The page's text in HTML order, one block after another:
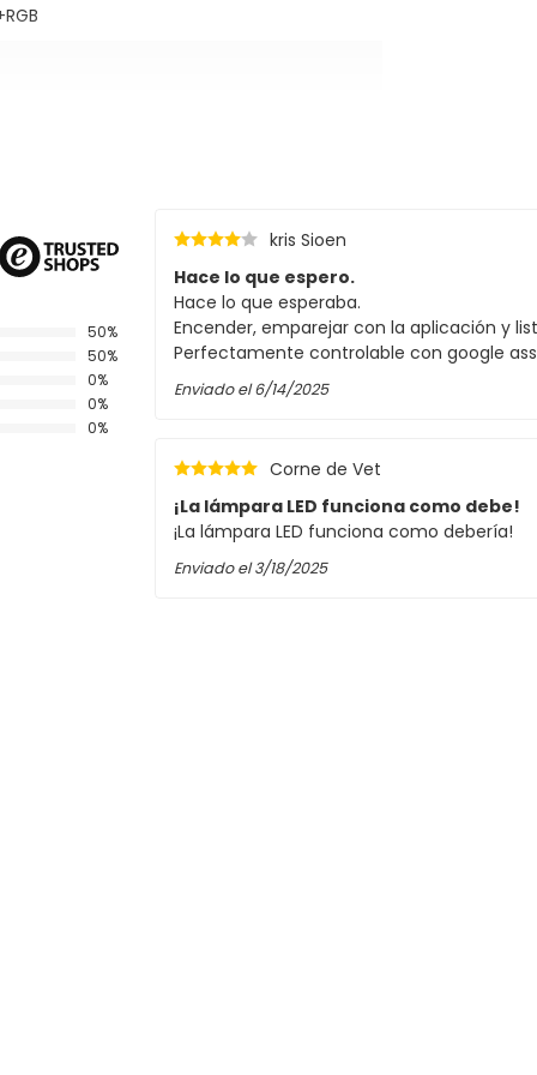
50%
50%
0%
0%
0%
kris Sioen
Hace lo que espero.
Hace lo que esperaba.
Encender, emparejar con la aplicación y
Perfectamente controlable con google
Enviado el6/14/2025
Corne de Vet
¡La lámpara LED funciona como debe!
¡La lámpara LED funciona como debería!
Enviado el3/18/2025